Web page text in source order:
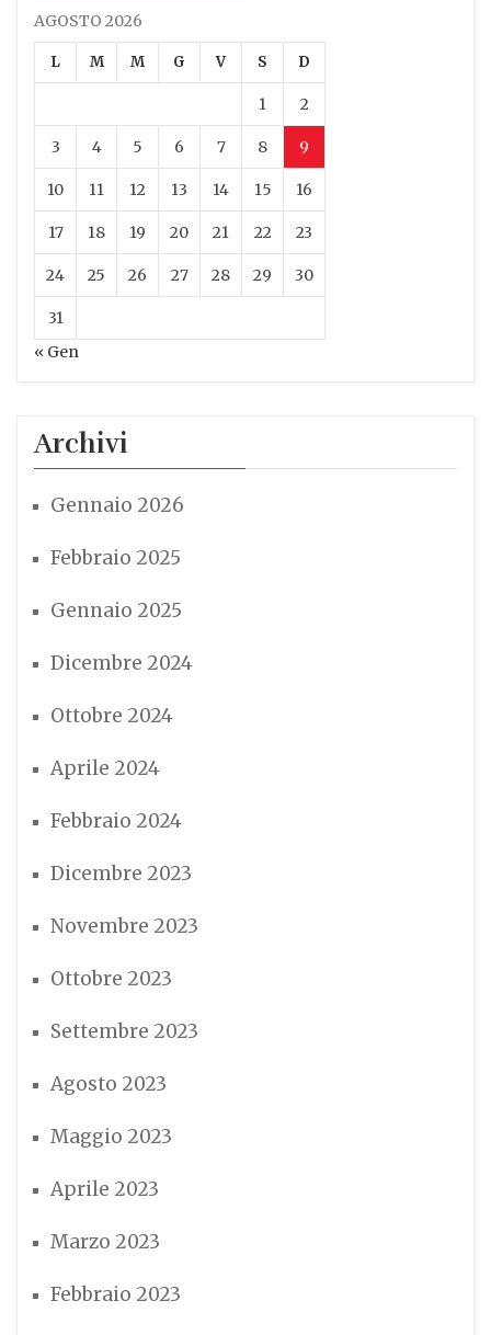
AGOSTO 2026
L M M G V S D
1 2
3 4 5 6 7 8 9
10 11 12 13 14 15 16
17 18 19 20 21 22 23
24 25 26 27 28 29 30
31
« Gen
Archivi
Gennaio 2026
Febbraio 2025
Gennaio 2025
Dicembre 2024
Ottobre 2024
Aprile 2024
Febbraio 2024
Dicembre 2023
Novembre 2023
Ottobre 2023
Settembre 2023
Agosto 2023
Maggio 2023
Aprile 2023
Marzo 2023
Febbraio 2023